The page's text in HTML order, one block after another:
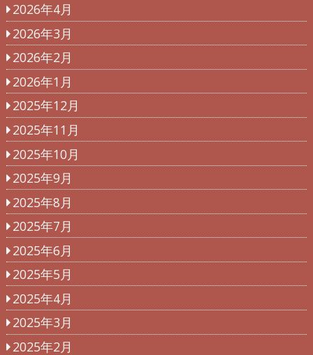
2026年4月
2026年3月
2026年2月
2026年1月
2025年12月
2025年11月
2025年10月
2025年9月
2025年8月
2025年7月
2025年6月
2025年5月
2025年4月
2025年3月
2025年2月